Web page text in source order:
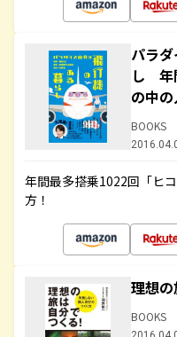
パラ
し 年
の中
BOOKS
年間最多搭乗1022回「ヒ
方！
理想の
BOOKS